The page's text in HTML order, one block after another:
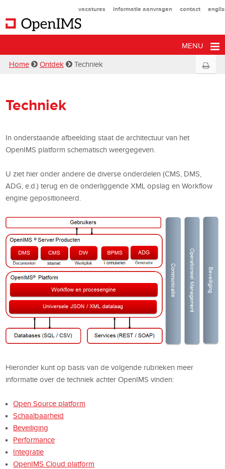
vacatures informatie aanvragen contact
MENU
Home Ontdek Techniek
Techniek
In onderstaande afbeelding staat de architectuur van het
OpenIMS platform schematisch weergegeven.
U ziet hier onder andere de diverse onderdelen (CMS, DMS,
ADG, e.d.) terug en de onderliggende XML opslag en Workflow
engine gepositioneerd.
Hieronder kunt op basis van de volgende rubrieken meer
informatie over de techniek achter OpenIMS vinden:
Open Source platform
Schaalbaarheid
Beveiliging
Performance
Integratie
OpenIMS Cloud platform